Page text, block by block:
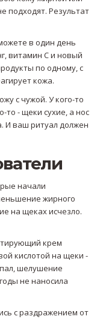
подходят. Результат
в один день
витамин С и новый
по одному, с
кожа.
с чужой. У кого-то
то - щеки сухие, а нос
И ваш ритуал должен
начали
жирного
на щеках исчезло.
крем
кислотой на щеки -
шелушение
не наносила
с раздражением от